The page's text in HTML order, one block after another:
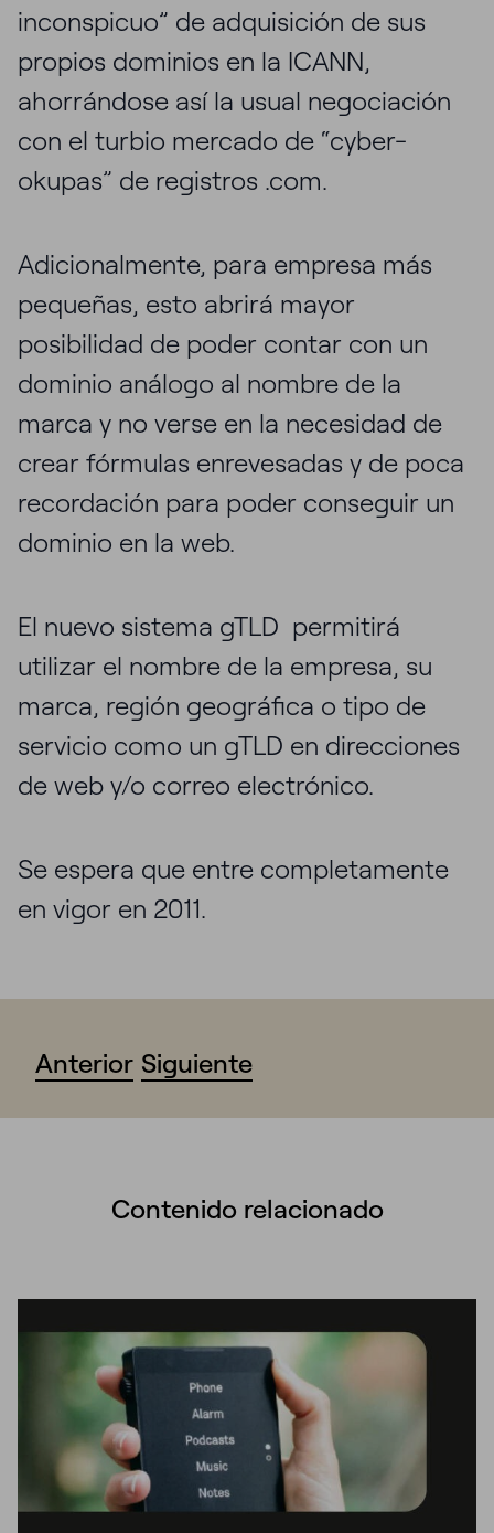
inconspicuo” de adquisición de sus
propios dominios en la ICANN,
ahorrándose así la usual negociación
con el turbio mercado de “cyber-
okupas” de registros .com.
Adicionalmente, para empresa más
pequeñas, esto abrirá mayor
posibilidad de poder contar con un
dominio análogo al nombre de la
marca y no verse en la necesidad de
crear fórmulas enrevesadas y de poca
recordación para poder conseguir un
dominio en la web.
El nuevo sistema gTLD permitirá
utilizar el nombre de la empresa, su
marca, región geográfica o tipo de
servicio como un gTLD en direcciones
de web y/o correo electrónico.
Se espera que entre completamente
en vigor en 2011.
Anterior Siguiente
Contenido relacionado